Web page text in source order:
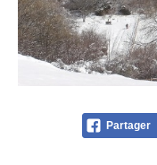
Partager